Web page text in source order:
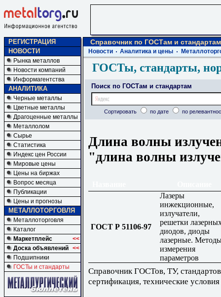
РЕГИСТРАЦИЯ
НОВОСТИ
Рынка металлов
Новости компаний
Информагентства
АНАЛИТИКА
Черные металлы
Цветные металлы
Драгоценные металлы
Металлолом
Сырье
Статистика
Индекс цен России
Мировые цены
Цены на биржах
Вопрос месяца
Публикации
Цены и прогнозы
МЕТАЛЛОТОРГОВЛЯ
Металлоторговля
Каталог
Маркетплейс
<<
Доска объявлений <<
Подшипники
ГОСТы и стандарты
Справочник по ГОСТам и стандартам
Новости Аналитика и цены
ГОСТы, стандарты,
Поиск по ГОСТам и стандартам
Сортировать по дате по
Длина волны
"длина волны
ГОСТ Р 51106-97
Лазеры
инжекционные,
излучатели,
решетки
диодов, диоды
лазерные.
измерения
параметров
Справочник ГОСТов, ТУ,
сертификация, технические условия